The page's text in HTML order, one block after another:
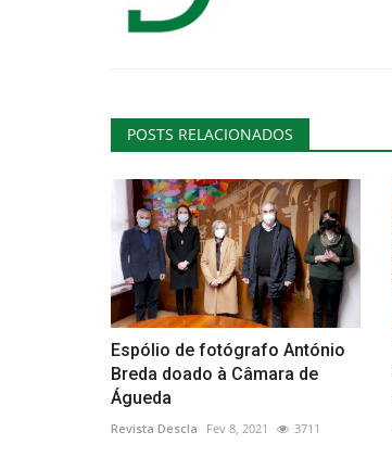
POSTS RELACIONADOS
Espólio de fotógrafo António
Breda doado à Câmara de
Águeda
Revista Descla Fev 8, 2021 3711
do Casino Estoril